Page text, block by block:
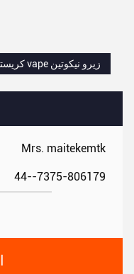
Mrs. maitekemtk
44--7375-806179
كريستال vape زيرو نيكوتين